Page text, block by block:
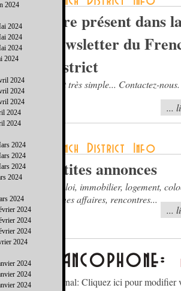
Etre présent dans
Newsletter du
District
C'est très simple... Contactez-nous.
...
Petites annonces
Emploi, immobilier, logement,
bonnes affaires, rencontres...
...
à notre journal: Cliquez ici pour modifier
2024
2024
2024
2024
2024
2024
2024
2024
2024
2024
2024
2024
2024
2024
2024
2024
2024
2024
2024
2024
2024
2024